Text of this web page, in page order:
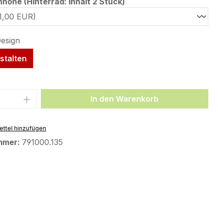
Anzahl: Gib den gewünschten Wert
In den Warenkorb
hinzufügen
791000.135